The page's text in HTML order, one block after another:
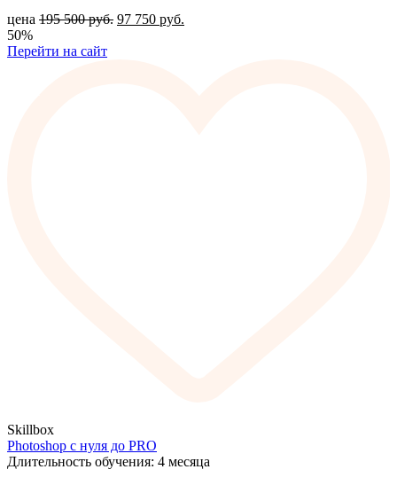
цена 195 500руб. 97 750 руб.
50%
Перейти на сайт
Skillbox
Photoshop с нуля до PRO
Длительность обучения: 4 месяца